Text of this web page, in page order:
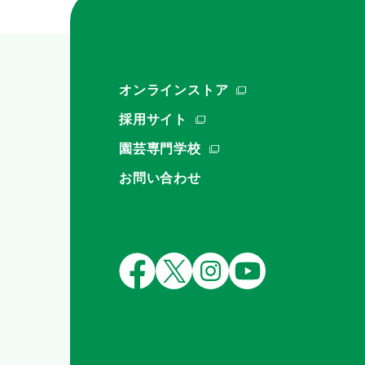
オンラインストア
採用サイト
園芸専門学校
お問い合わせ